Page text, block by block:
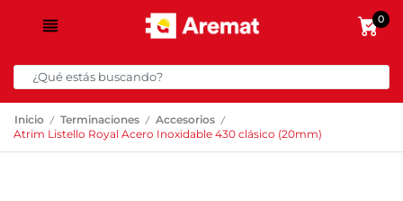
0
Inicio / Terminaciones / Accesorios /
Atrim Listello Royal Acero Inoxidable 430 clásico (20mm)